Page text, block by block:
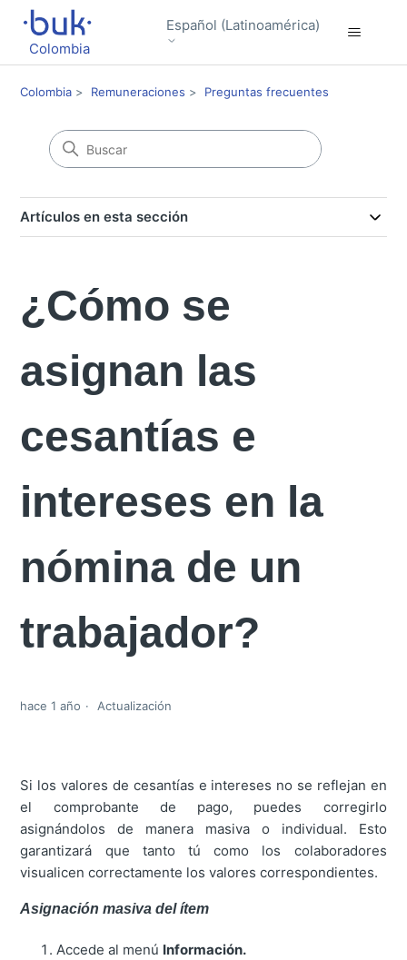
Colombia
Español (Latinoamérica)
Colombia Remuneraciones Preguntas frecuentes
Artículos en esta sección
¿Cómo se
asignan las
cesantías e
intereses en la
nómina de un
trabajador?
hace 1 año Actualización
Si los valores de cesantías e intereses no se reflejan en
el comprobante de pago, puedes corregirlo
asignándolos de manera masiva o individual. Esto
garantizará que tanto tú como los colaboradores
visualicen correctamente los valores correspondientes.
Asignación masiva del ítem
Accede al menú Información.